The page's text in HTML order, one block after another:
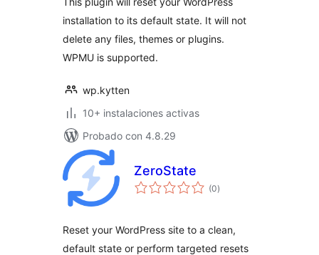
installation to its default state. It will not
delete any files, themes or plugins.
WPMU is supported.
wp.kytten
10+ instalaciones activas
Probado con 4.8.29
ZeroState
(0valoraciones
en
)
Reset your WordPress site to a clean,
default state or perform targeted resets